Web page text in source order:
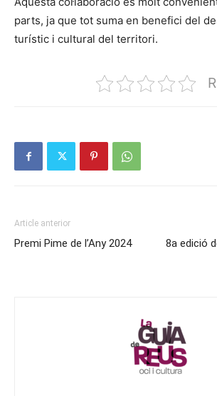
parts, ja que tot suma en benefici del
turístic i cultural del territori.
Article anterior
Premi Pime de l’Any 2024
8a edició